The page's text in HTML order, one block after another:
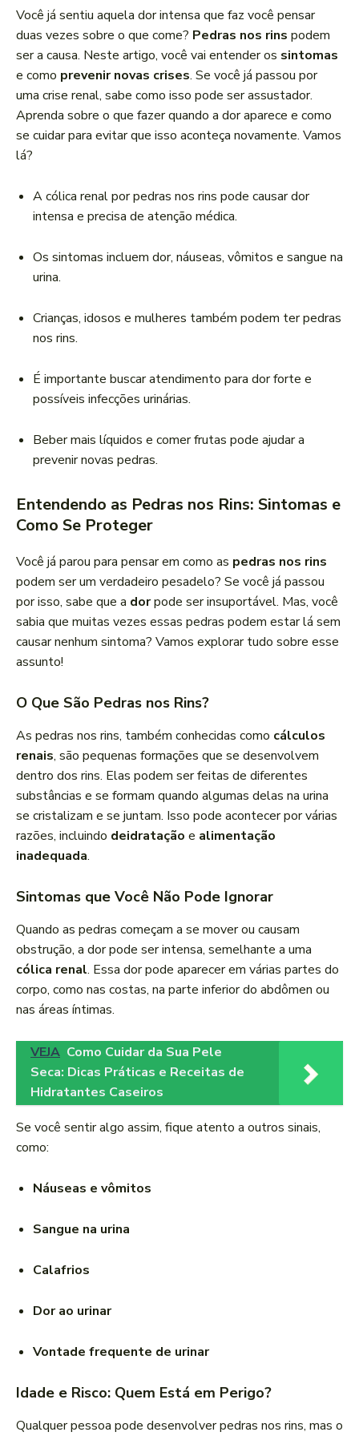
d
o
r
d
e
á
u
d
o
Você já sentiu aquela dor intensa que faz você pensar
duas vezes sobre o que come? Pedras nos rins podem
ser a causa. Neste artigo, você vai entender os sintomas
e como prevenir novas crises. Se você já passou por
uma crise renal, sabe como isso pode ser assustador.
Aprenda sobre o que fazer quando a dor aparece e como
se cuidar para evitar que isso aconteça novamente. Vamos
lá?
A cólica renal por pedras nos rins pode causar dor
intensa e precisa de atenção médica.
Os sintomas incluem dor, náuseas, vômitos e sangue na
urina.
Crianças, idosos e mulheres também podem ter pedras
nos rins.
É importante buscar atendimento para dor forte e
possíveis infecções urinárias.
Beber mais líquidos e comer frutas pode ajudar a
prevenir novas pedras.
Entendendo as Pedras nos Rins: Sintomas e
Como Se Proteger
Você já parou para pensar em como as pedras nos rins
podem ser um verdadeiro pesadelo? Se você já passou
por isso, sabe que a dorpode ser insuportável. Mas, você
sabia que muitas vezes essas pedras podem estar lá sem
causar nenhum sintoma? Vamos explorar tudo sobre esse
assunto!
O Que São Pedras nos Rins?
As pedras nos rins, também conhecidas como cálculos
renais, são pequenas formações que se desenvolvem
dentro dos rins. Elas podem ser feitas de diferentes
substâncias e se formam quando algumas delas na urina
se cristalizam e se juntam. Isso pode acontecer por várias
razões, incluindo deidratação e alimentação
inadequada.
Sintomas que Você Não Pode Ignorar
Quando as pedras começam a se mover ou causam
obstrução, a dor pode ser intensa, semelhante a uma
cólica renal. Essa dor pode aparecer em várias partes do
corpo, como nas costas, na parte inferior do abdômen ou
nas áreas íntimas.
VEJA Como Cuidar da Sua Pele
Seca: Dicas Práticas e Receitas de
Hidratantes Caseiros
Se você sentir algo assim, fique atento a outros sinais,
como:
Náuseas e vômitos
Sangue na urina
Calafrios
Dor ao urinar
Vontade frequente de urinar
Idade e Risco: Quem Está em Perigo?
Qualquer pessoa pode desenvolver pedras nos rins, mas o